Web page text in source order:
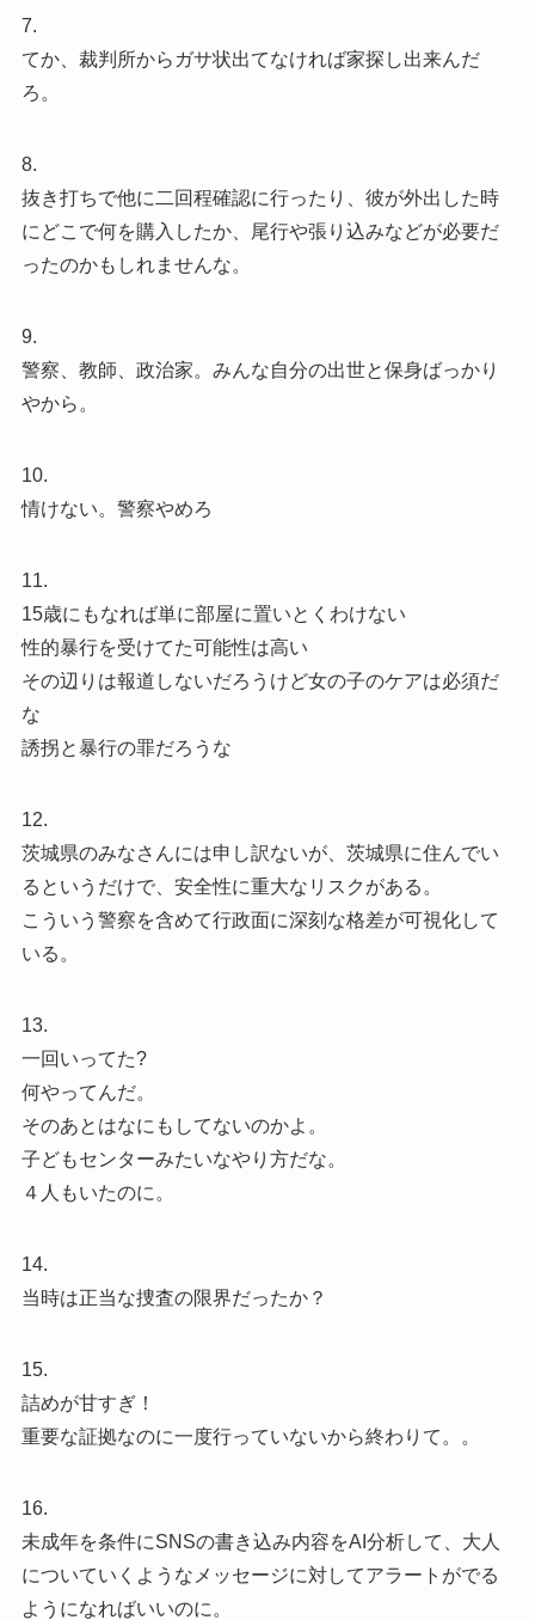
7.
てか、裁判所からガサ状出てなければ家探し出来んだ
ろ。
8.
抜き打ちで他に二回程確認に行ったり、彼が外出した時
にどこで何を購入したか、尾行や張り込みなどが必要だ
ったのかもしれませんな。
9.
警察、教師、政治家。みんな自分の出世と保身ばっかり
やから。
10.
情けない。警察やめろ
11.
15歳にもなれば単に部屋に置いとくわけない
性的暴行を受けてた可能性は高い
その辺りは報道しないだろうけど女の子のケアは必須だ
な
誘拐と暴行の罪だろうな
12.
茨城県のみなさんには申し訳ないが、茨城県に住んでい
るというだけで、安全性に重大なリスクがある。
こういう警察を含めて行政面に深刻な格差が可視化して
いる。
13.
一回いってた?
何やってんだ。
そのあとはなにもしてないのかよ。
子どもセンターみたいなやり方だな。
４人もいたのに。
14.
当時は正当な捜査の限界だったか？
15.
詰めが甘すぎ！
重要な証拠なのに一度行っていないから終わりて。。
16.
未成年を条件にSNSの書き込み内容をAI分析して、大人
についていくようなメッセージに対してアラートがでる
ようになればいいのに。